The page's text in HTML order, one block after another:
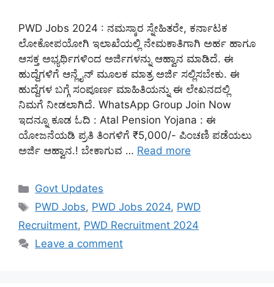
PWD Jobs 2024 : ನಮಸ್ಕಾರ ಸ್ನೇಹಿತರೇ, ಕರ್ನಾಟಕ
ಲೋಕೋಪಯೋಗಿ ಇಲಾಖೆಯಲ್ಲಿ ನೇಮಕಾತಿಗಾಗಿ ಅರ್ಹ ಹಾಗೂ
ಆಸಕ್ತ ಅಭ್ಯರ್ಥಿಗಳಿಂದ ಅರ್ಜಿಗಳನ್ನು ಆಹ್ವಾನ ಮಾಡಿದೆ. ಈ
ಹುದ್ದೆಗಳಿಗೆ ಆನ್ಲೈನ್ ಮೂಲಕ ಮಾತ್ರ ಅರ್ಜಿ ಸಲ್ಲಿಸಬೇಕು. ಈ
ಹುದ್ದೆಗಳ ಬಗ್ಗೆ ಸಂಪೂರ್ಣ ಮಾಹಿತಿಯನ್ನು ಈ ಲೇಖನದಲ್ಲಿ
ನಿಮಗೆ ನೀಡಲಾಗಿದೆ. WhatsApp Group Join Now
ಇದನ್ನೂ ಕೂಡ ಓದಿ : Atal Pension Yojana : ಈ
ಯೋಜನೆಯಡಿ ಪ್ರತಿ ತಿಂಗಳಿಗೆ ₹5,000/- ಪಿಂಚಣಿ ಪಡೆಯಲು
ಅರ್ಜಿ ಆಹ್ವಾನ.! ಬೇಕಾಗುವ … Read more
Categories
Govt Updates
Tags
PWD Jobs, PWD Jobs 2024, PWD
Recruitment, PWD Recruitment 2024
Leave a comment